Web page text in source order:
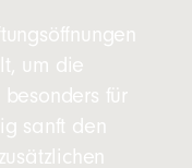
um die
für
sanft den